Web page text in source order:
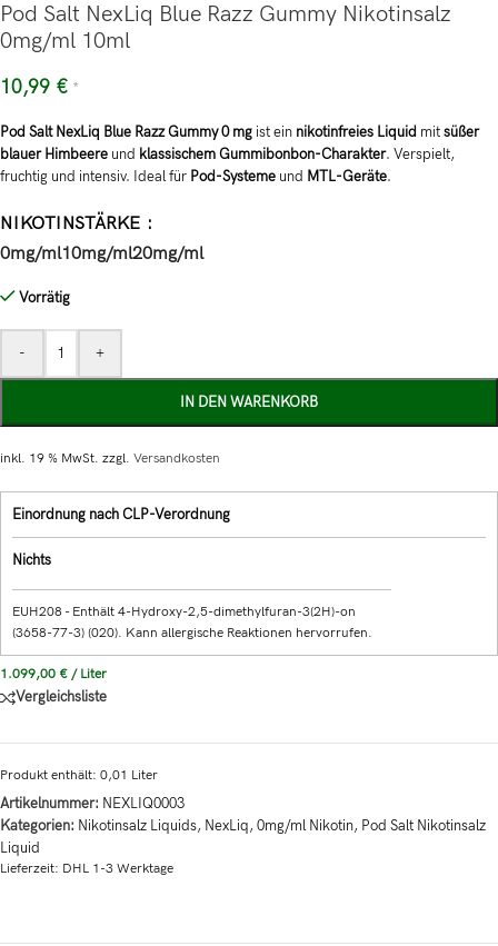
Pod Salt NexLiq Blue Razz Gummy Nikotinsalz
0mg/ml 10ml
10,99 € *
Pod Salt NexLiq Blue Razz Gummy 0 mg ist ein nikotinfreies Liquid mitsüßer
blauer Himbeere und klassischem Gummibonbon-Charakter. Verspielt,
fruchtig und intensiv. Ideal für Pod-Systeme und MTL-Geräte.
NIKOTINSTÄRKE
0mg/ml10mg/ml20mg/ml
Vorrätig
- +
IN DEN WARENKORB
inkl. 19 % MwSt. zzgl. Versandkosten
Einordnung nach CLP-Verordnung
Nichts
EUH208 - Enthält 4-Hydroxy-2,5-dimethylfuran-3(2H)-on
(3658-77-3) (020). Kann allergische Reaktionen hervorrufen.
1.099,00 € / Liter
Vergleichsliste
Produkt enthält: 0,01 Liter
Artikelnummer: NEXLIQ0003
Kategorien: Nikotinsalz Liquids, NexLiq,0mg/ml Nikotin, Pod Salt Nikotinsalz
Liquid
Lieferzeit: DHL 1-3 Werktage